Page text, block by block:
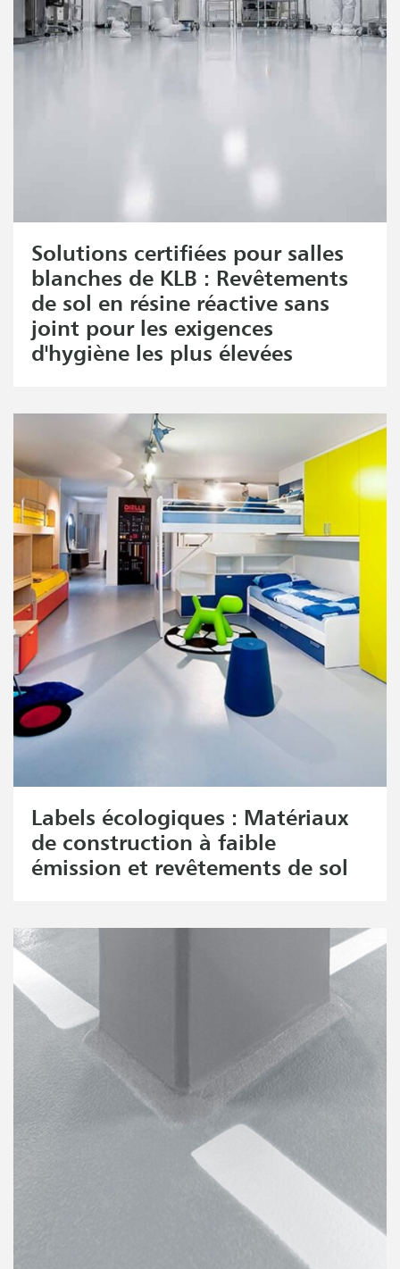
Solutions certifiées pour salles
blanches de KLB : Revêtements
de sol en résine réactive sans
joint pour les exigences
d'hygiène les plus élevées
Labels écologiques : Matériaux
de construction à faible
émission et revêtements de sol